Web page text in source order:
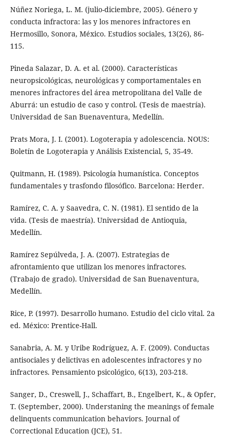
Núñez Noriega, L. M. (julio-diciembre, 2005). Género y
conducta infractora: las y los menores infractores en
Hermosillo, Sonora, México. Estudios sociales, 13(26), 86-
115.
Pineda Salazar, D. A. et al. (2000). Características
neuropsicológicas, neurológicas y comportamentales en
menores infractores del área metropolitana del Valle de
Aburrá: un estudio de caso y control. (Tesis de maestría).
Universidad de San Buenaventura, Medellín.
Prats Mora, J. I. (2001). Logoterapia y adolescencia. NOUS:
Boletín de Logoterapia y Análisis Existencial, 5, 35-49.
Quitmann, H. (1989). Psicología humanística. Conceptos
fundamentales y trasfondo filosófico. Barcelona: Herder.
Ramírez, C. A. y Saavedra, C. N. (1981). El sentido de la
vida. (Tesis de maestría). Universidad de Antioquia,
Medellín.
Ramírez Sepúlveda, J. A. (2007). Estrategias de
afrontamiento que utilizan los menores infractores.
(Trabajo de grado). Universidad de San Buenaventura,
Medellín.
Rice, P. (1997). Desarrollo humano. Estudio del ciclo vital. 2a
ed. México: Prentice-Hall.
Sanabria, A. M. y Uribe Rodríguez, A. F. (2009). Conductas
antisociales y delictivas en adolescentes infractores y no
infractores. Pensamiento psicológico, 6(13), 203-218.
Sanger, D., Creswell, J., Schaffart, B., Engelbert, K., & Opfer,
T. (September, 2000). Understaning the meanings of female
delinquents communication behaviors. Journal of
Correctional Education (JCE), 51.